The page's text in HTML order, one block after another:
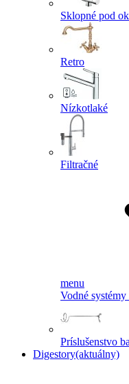
Sklopné pod
Retro
Nízkotlaké
Filtračné
menu
Vodné
Príslušenstvo
Digestory(aktuálny)